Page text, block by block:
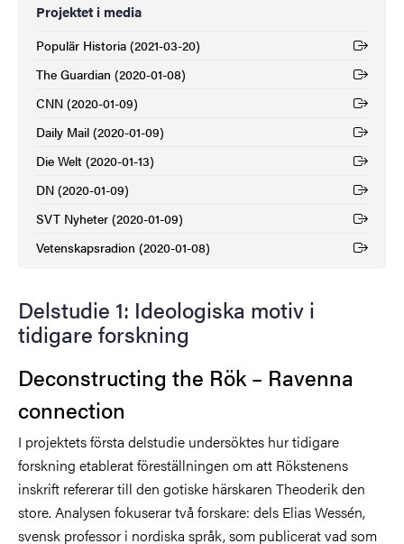
Projektet i media
Populär Historia (2021-03-20)
(Extern länk)
The Guardian (2020-01-08)
(Extern länk)
CNN (2020-01-09)
(Extern länk)
Daily Mail (2020-01-09)
(Extern länk)
Die Welt (2020-01-13)
(Extern länk)
DN (2020-01-09)
(Extern länk)
SVT Nyheter (2020-01-09)
(Extern länk)
Vetenskapsradion (2020-01-08)
(Extern länk)
Delstudie 1: Ideologiska motiv i
tidigare forskning
Deconstructing the Rök – Ravenna
connection
I projektets första delstudie undersöktes hur tidigare
forskning etablerat föreställningen om att Rökstenens
inskrift refererar till den gotiske härskaren Theoderik den
store. Analysen fokuserar två forskare: dels Elias Wessén,
svensk professor i nordiska språk, som publicerat vad som